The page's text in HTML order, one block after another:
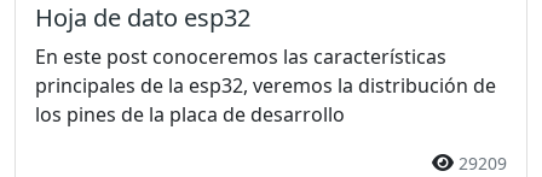
Hoja de dato esp32
En este post conoceremos las características
principales de la esp32, veremos la distribución de
los pines de la placa de desarrollo
29209